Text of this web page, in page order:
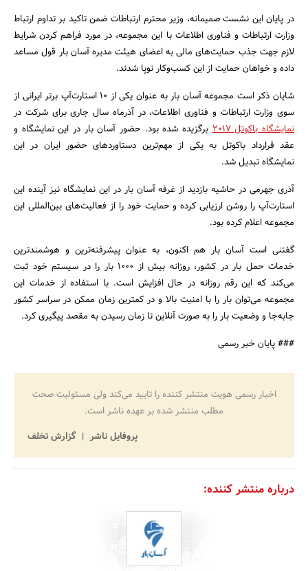
جستجو
در پایان این نشست صمیمانه، وزیر محترم ارتباطات ضمن تاکید بر تداوم ارتباط
وزارت ارتباطات و فناوری اطلاعات با این مجموعه، در مورد فراهم کردن شرایط
لازم جهت جذب حمایت‌های مالی به اعضای هیئت مدیره آسان بار قول مساعد
داده و خواهان حمایت از این کسب‌وکار نوپا شدند.
شایان ذکر است مجموعه آسان‌ بار به عنوان یکی از 10 استارت‌آپ برتر ایرانی از
سوی وزارت ارتباطات و فناوری اطلاعات، در آذرماه سال جاری برای شرکت در
نمایشگاه باکوتل 2017
برگزیده شده بود. حضور آسان بار در این نمایشگاه و
عقد قرارداد باکوتل به یکی از مهم‌ترین دستاوردهای حضور ایران در این
نمایشگاه تبدیل شد.
آذری جهرمی در حاشیه بازدید از غرفه آسان بار در این نمایشگاه نیز آینده این
استارت‌آپ را روشن ارزیابی کرده و حمایت خود را از فعالیت‌های بین‌المللی این
مجموعه اعلام کرده بود.
گفتنی است آسان بار هم اکنون، به عنوان پیشرفته‌ترین و هوشمندترین
خدمات حمل بار در کشور، روزانه بیش از 1000 بار را در سیستم خود ثبت
می‌کند که این رقم روزانه در حال افزایش است. با استفاده از خدمات این
مجموعه می‌توان بار را با امنیت بالا و در کمترین زمان ممکن در سراسر کشور
جابه‌جا و وضعیت بار را به صورت آنلاین تا زمان رسیدن به مقصد پیگیری کرد.
### پایان خبر رسمی
اخبار رسمی هویت منتشر کننده را تایید می‌کند ولی مسئولیت صحت
مطلب منتشر شده بر عهده ناشر است.
پروفایل ناشر
گزارش تخلف
درباره منتشر کننده: